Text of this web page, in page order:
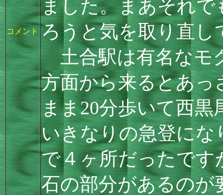
コメント
ました。まあそれ
ろうと気を取り直し
土合駅は有名なモ
方面から来るとあっ
まま20分歩いて西
いきなりの急登に
で４ヶ所だったです
石の部分があるのが